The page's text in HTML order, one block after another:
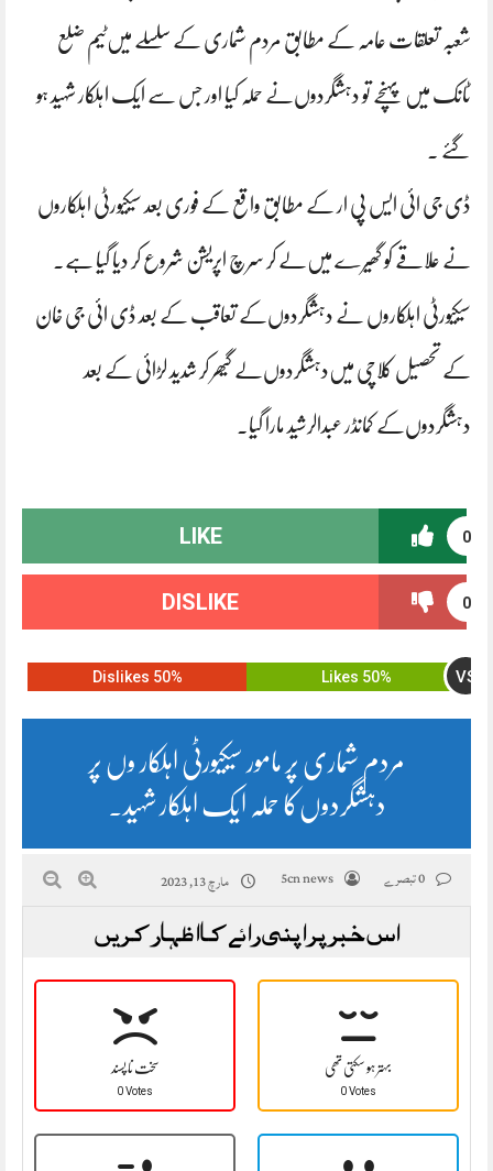
شعبہ تعلقات عامہ کے مطابق مردم شماری کے سلسلے میں‌ٹیم ضلع
ٹانک میں پہنچے تو دہشگردوں‌نے حملہ کیا اور جس سے ایک اہلکار شہید ہو
گئے .
ڈی جی ائی ایس پی ار کے مطابق واقع کے فوری بعد سیکیورٹی اہلکاروں
نے علاقے کو گھیرے میں‌لے کر سرچ اپریشن شروع کر دیا گیا ہے.
سیکیورٹی اہلکاروں نے دہشگردوں‌کے تعاقب کے بعد ڈی ائی جی خان
کے تحصیل کلاچی میں‌دہشگردوں‌لے گیھر کر شدید لڑائی کے بعد
دہشگردوں‌کے کمانڈر عبدالرشید مارا گیا.
0
LIKE
0
DISLIKE
50% Likes VS
50% Dislikes
مردم شماری پر مامور سیکیورٹی اہلکار وں پر
دہشگردوں‌کا حملہ ایک اہلکار شہید.
5cn news مارچ 13, 2023
اس خبر پر اپنی رائے کا اظہار کریں
سخت نا پسند
0 Votes
بہتر ہو سکتی تھی
0 Votes